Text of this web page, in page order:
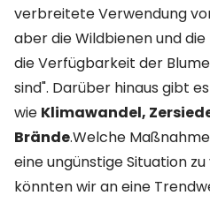
verbreitete Verwendung
aber die Wildbienen und
die Verfügbarkeit der
sind". Darüber hinaus gibt
wie Klimawandel,
Brände.Welche
eine ungünstige Situation
könnten wir an eine